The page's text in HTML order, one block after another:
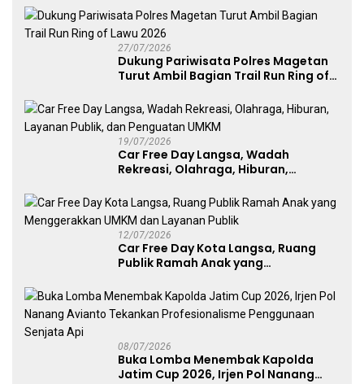
27/07/2026
Dukung Pariwisata Polres Magetan
Turut Ambil Bagian Trail Run Ring of
19/07/2026
Car Free Day Langsa, Wadah
Rekreasi, Olahraga, Hiburan,
UMKM
12/07/2026
Car Free Day Kota Langsa, Ruang
Publik Ramah Anak yang
Publik
08/07/2026
Buka Lomba Menembak Kapolda
Jatim Cup 2026, Irjen Pol Nanang